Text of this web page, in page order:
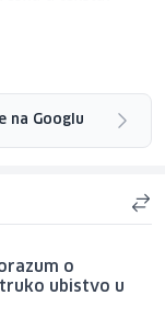
na Googlu
o
ubistvo u